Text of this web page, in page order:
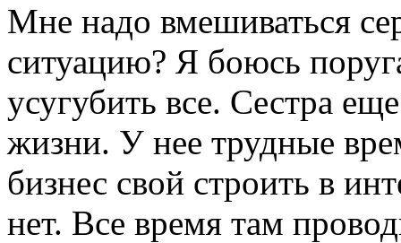
Мне надо вмешиваться
ситуацию? Я боюсь
усугубить все. Сестра
жизни. У нее трудные
бизнес свой строить в
нет. Все время там